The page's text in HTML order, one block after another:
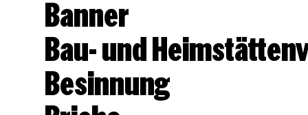
Banner
Bau- und
Besinnung